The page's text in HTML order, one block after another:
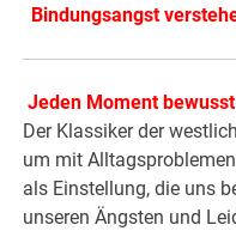
Bindungsangst
Jeden Moment
Der Klassiker der
um mit
als Einstellung, die uns
unseren Ängsten und